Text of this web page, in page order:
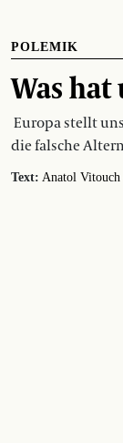
POLEMIK
Was
Europa stellt
die falsche
Text: Anatol Vitouch